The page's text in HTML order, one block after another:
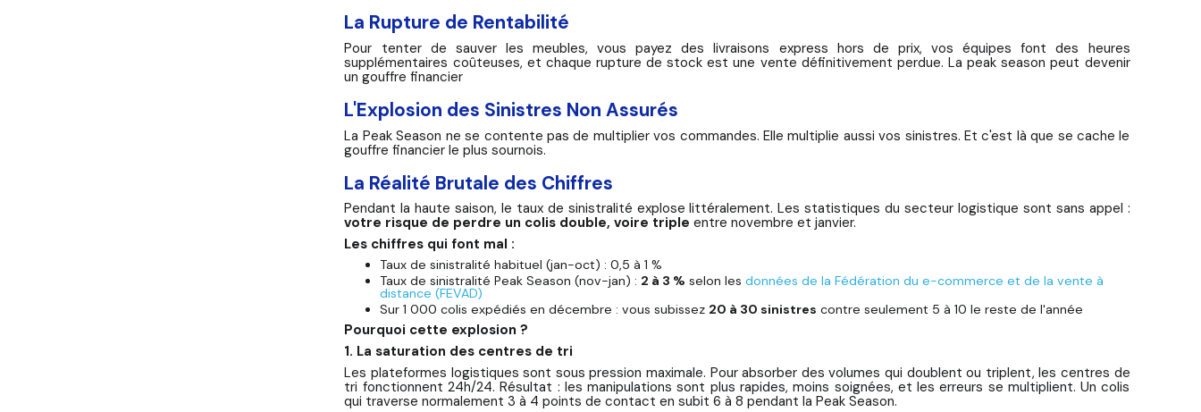
La Rupture de Rentabilité
Pour tenter de sauver les meubles, vous payez des livraisons express hors de prix, vos équipes font des heures
supplémentaires coûteuses, et chaque rupture de stock est une vente définitivement perdue. La peak season peut devenir
un gouffre financier
L'Explosion des Sinistres Non Assurés
La Peak Season ne se contente pas de multiplier vos commandes. Elle multiplie aussi vos sinistres. Et c'est là que se cache le
gouffre financier le plus sournois.
La Réalité Brutale des Chiffres
Pendant la haute saison, le taux de sinistralité explose littéralement. Les statistiques du secteur logistique sont sans appel :
votre risque de perdre un colis double, voire triple entre novembre et janvier.
Les chiffres qui font mal :
Taux de sinistralité habituel (jan-oct) : 0,5 à 1 %
Taux de sinistralité Peak Season (nov-jan) : 2 à 3 % selon les données de la Fédération du e-commerce et de la vente à
distance (FEVAD)
Sur 1 000 colis expédiés en décembre : vous subissez 20 à 30 sinistres contre seulement 5 à 10 le reste de l'année
Pourquoi cette explosion ?
1. La saturation des centres de tri
Les plateformes logistiques sont sous pression maximale. Pour absorber des volumes qui doublent ou triplent, les centres de
tri fonctionnent 24h/24. Résultat : les manipulations sont plus rapides, moins soignées, et les erreurs se multiplient. Un colis
qui traverse normalement 3 à 4 points de contact en subit 6 à 8 pendant la Peak Season.